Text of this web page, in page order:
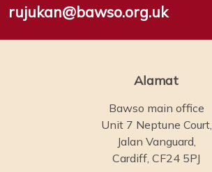
rujukan@bawso.org.uk
Alamat
Bawso main office
Unit 7 Neptune Court,
Jalan Vanguard,
Cardiff, CF24 5PJ